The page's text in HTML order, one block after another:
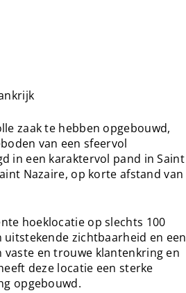
zaak te hebben opgebouwd,
van een sfeervol
in een karaktervol pand in Saint
Nazaire, op korte afstand van
hoeklocatie op slechts 100
zichtbaarheid en een
en trouwe klantenkring en
deze locatie een sterke
opgebouwd.